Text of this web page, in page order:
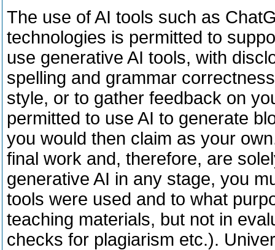
The use of AI tools such as
technologies is permitted to
use generative AI tools, with
spelling and grammar
style, or to gather feedback on
permitted to use AI to generate
you would then claim as your
final work and, therefore, are
generative AI in any stage, you
tools were used and to what
teaching materials, but not in
checks for plagiarism etc.).